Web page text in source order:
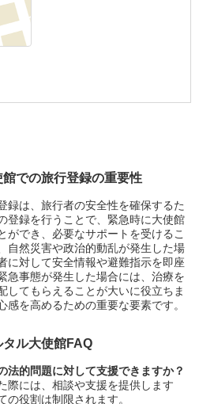
での旅行登録の重要性
録は、旅行者の安全性を確保するた
登録を行うことで、緊急時に大使館
ができ、必要なサポートを受けるこ
自然災害や政治的動乱が発生した場
に対して安全情報や避難指示を即座
急事態が発生した場合には、治療を
してもらえることが大いに役立ちま
を高めるための重要な要素です。
タル大使館FAQ
法的問題に対して支援できますか？
際には、相談や支援を提供します
役割は制限されます。